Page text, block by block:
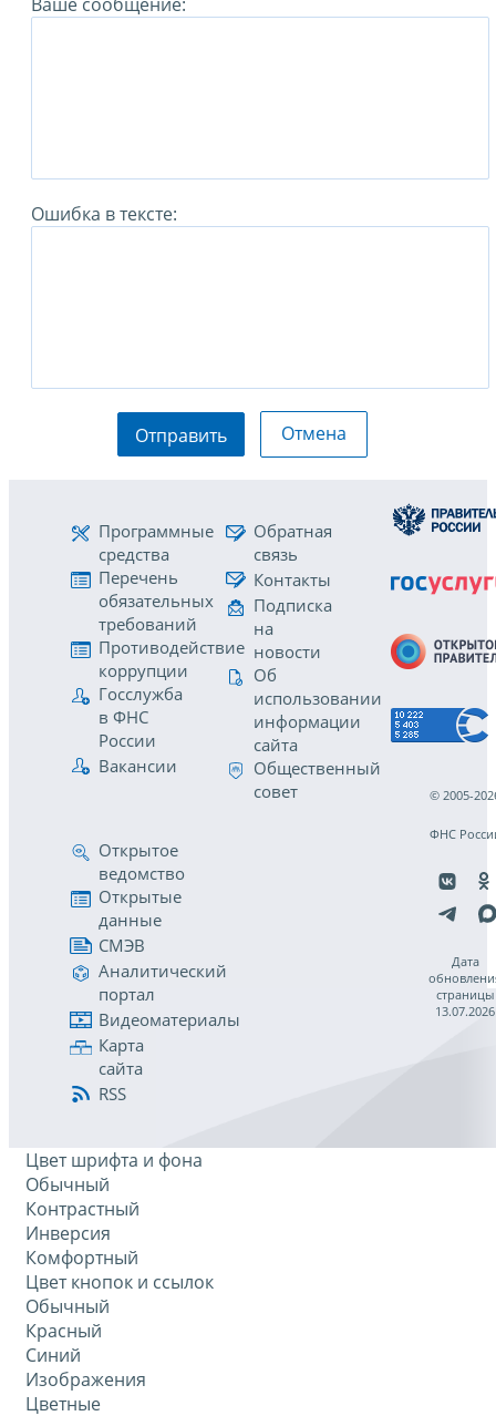
Ошибка в тексте:
Отправить Отмена
Программные
средства
Перечень
обязательных
требований
Противодействие
коррупции
Госслужба
в ФНС
России
Вакансии
Обратная
связь
Контакты
Подписка
на
новости
Об
использовании
информации
сайта
Общественный
совет
Открытое
ведомство
Открытые
данные
СМЭВ
Аналитический
портал
Видеоматериалы
Карта
сайта
RSS
© 2005-
ФНС
Дата
страницы
13.07.2026
Цвет шрифта и фона
Обычный
Контрастный
Инверсия
Комфортный
Цвет кнопок и ссылок
Обычный
Красный
Синий
Изображения
Цветные